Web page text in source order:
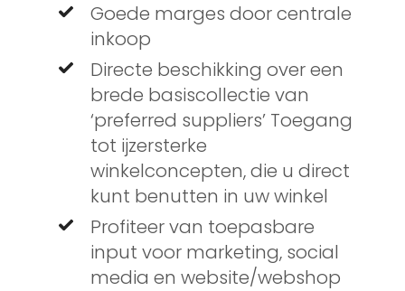
Goede marges door centrale
inkoop
Directe beschikking over een
brede basiscollectie van
‘preferred suppliers’ Toegang
tot ijzersterke
winkelconcepten, die u direct
kunt benutten in uw winkel
Profiteer van toepasbare
input voor marketing, social
media en website/webshop